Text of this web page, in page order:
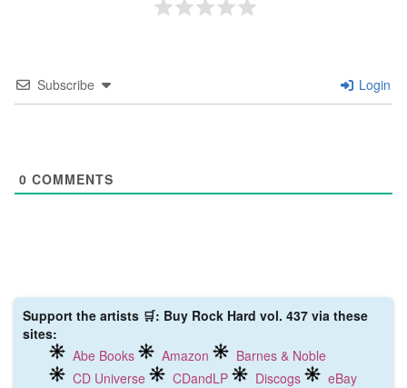
Subscribe Login
0 COMMENTS
Support the artists 🛒: Buy Rock Hard vol. 437 via these
sites:
Abe Books
Amazon
Barnes & Noble
CD Universe
CDandLP Discogs
eBay